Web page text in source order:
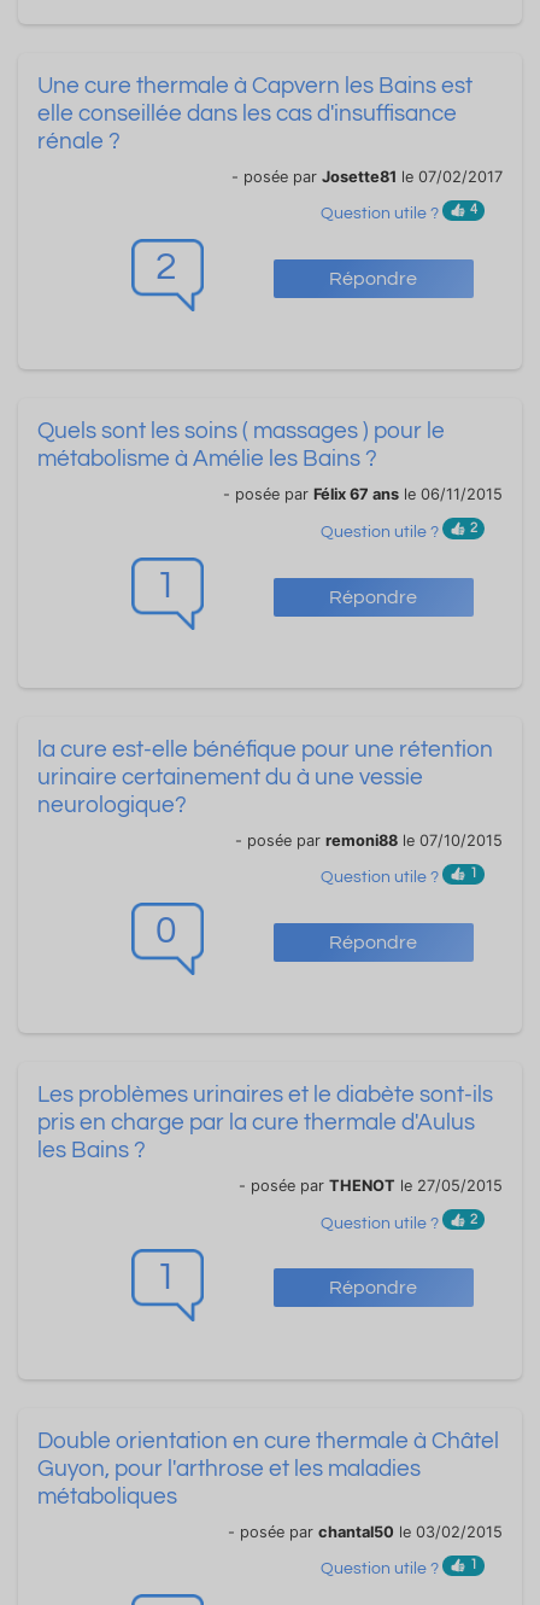
2 Répondre
Une cure thermale à Capvern les Bains est
elle conseillée dans les cas d'insuffisance
rénale ?
- posée par Josette81 le 07/02/2017
Question utile ? 4
1 Répondre
Quels sont les soins ( massages ) pour le
métabolisme à Amélie les Bains ?
- posée par Félix 67 ans le 06/11/2015
Question utile ? 2
0 Répondre
la cure est-elle bénéfique pour une rétention
urinaire certainement du à une vessie
neurologique?
- posée par remoni88 le 07/10/2015
Question utile ? 1
1 Répondre
Les problèmes urinaires et le diabète sont-ils
pris en charge par la cure thermale d'Aulus
les Bains ?
- posée par THENOT le 27/05/2015
Question utile ? 2
Double orientation en cure thermale à Châtel
Guyon, pour l'arthrose et les maladies
métaboliques
- posée par chantal50 le 03/02/2015
Question utile ? 1